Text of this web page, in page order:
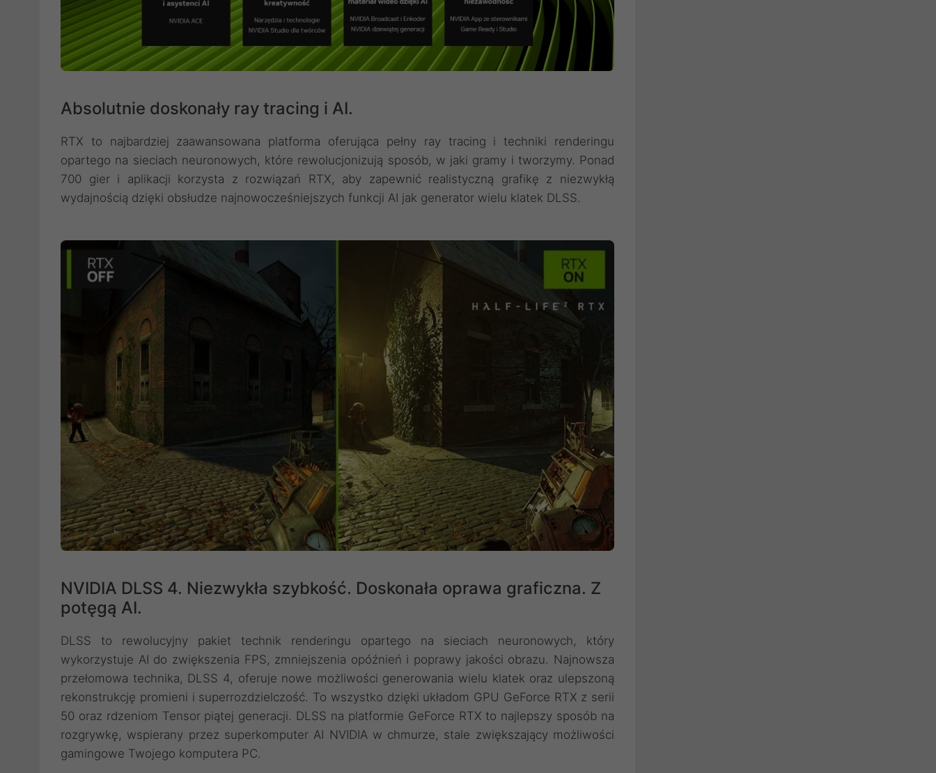
Absolutnie doskonały ray tracing i AI.
RTX to najbardziej zaawansowana platforma oferująca pełny ray tracing i techniki renderingu
opartego na sieciach neuronowych, które rewolucjonizują sposób, w jaki gramy i tworzymy. Ponad
700 gier i aplikacji korzysta z rozwiązań RTX, aby zapewnić realistyczną grafikę z niezwykłą
wydajnością dzięki obsłudze najnowocześniejszych funkcji AI jak generator wielu klatek DLSS.
NVIDIA DLSS 4. Niezwykła szybkość. Doskonała oprawa graficzna. Z
potęgą AI.
DLSS to rewolucyjny pakiet technik renderingu opartego na sieciach neuronowych, który
wykorzystuje AI do zwiększenia FPS, zmniejszenia opóźnień i poprawy jakości obrazu. ‌Najnowsza
przełomowa technika, DLSS 4, oferuje nowe możliwości generowania wielu klatek oraz ulepszoną
rekonstrukcję promieni i superrozdzielczość. To wszystko dzięki układom GPU GeForce RTX z serii
50 oraz rdzeniom Tensor piątej generacji. DLSS na platformie GeForce RTX to najlepszy sposób na
rozgrywkę, wspierany przez superkomputer AI NVIDIA w chmurze, stale zwiększający możliwości
gamingowe Twojego komputera PC.